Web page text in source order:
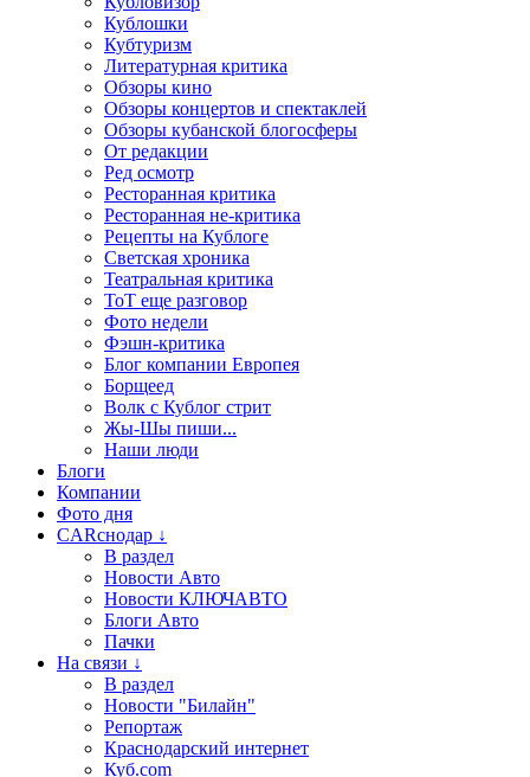
Кублошки
Кубтуризм
Литературная критика
Обзоры кино
Обзоры концертов и спектаклей
Обзоры кубанской блогосферы
От редакции
Ред осмотр
Ресторанная критика
Ресторанная не-критика
Рецепты на Кублоге
Светская хроника
Театральная критика
ТоТ еще разговор
Фото недели
Фэшн-критика
Блог компании Европея
Борщеед
Волк с Кублог стрит
Жы-Шы пиши...
Наши люди
Блоги
Компании
Фото дня
CARснодар ↓
В раздел
Новости Авто
Новости КЛЮЧАВТО
Блоги Авто
Пачки
На связи ↓
В раздел
Новости "Билайн"
Репортаж
Краснодарский интернет
Куб.com